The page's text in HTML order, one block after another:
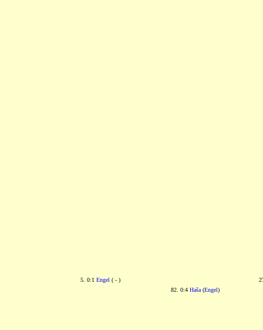
5. 0:1 Engel ( - )
82. 0:4 Haša (Engel)